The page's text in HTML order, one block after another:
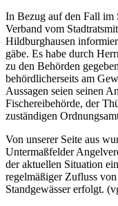
In Bezug auf den Fall im
Verband vom
Hildburghausen
gäbe. Es habe durch
zu den Behörden
behördlicherseits am
Aussagen seien seinen
Fischereibehörde, der
zuständigen
Von unserer Seite aus
Untermaßfelder
der aktuellen Situation
regelmäßiger Zufluss
Standgewässer erfolgt.